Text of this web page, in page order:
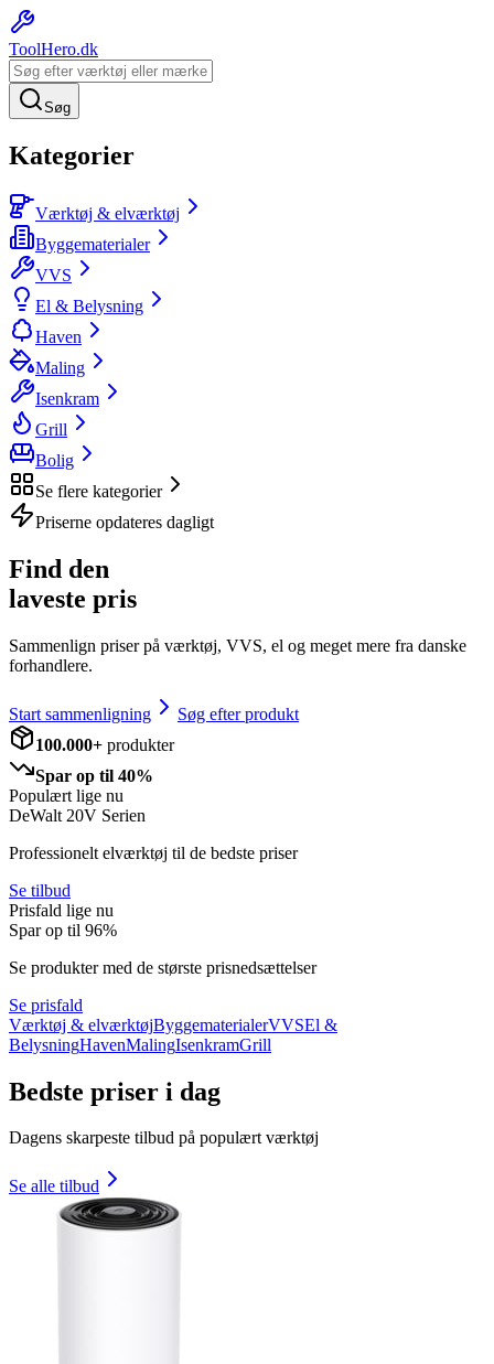
ToolHero.dk
Søg
Kategorier
Værktøj & elværktøj
Byggematerialer
VVS
El & Belysning
Haven
Maling
Isenkram
Grill
Bolig
Se flere kategorier
Priserne opdateres dagligt
Find den
laveste pris
Sammenlign priser på værktøj, VVS, el og meget mere fra danske
forhandlere.
Start sammenligning
Søg efter produkt
100.000+ produkter
Spar op til 40%
Populært lige nu
DeWalt 20V Serien
Professionelt elværktøj til de bedste priser
Se tilbud
Prisfald lige nu
Spar op til 96%
Se produkter med de største prisnedsættelser
Se prisfald
Værktøj & elværktøjByggematerialerVVSEl &
BelysningHavenMalingIsenkramGrill
Bedste priser i dag
Dagens skarpeste tilbud på populært værktøj
Se alle tilbud